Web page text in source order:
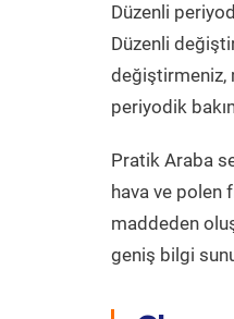
Düzenli
Düzenli
değiştirmeniz,
periyodik
Pratik Araba
hava ve polen
maddeden
geniş bilgi